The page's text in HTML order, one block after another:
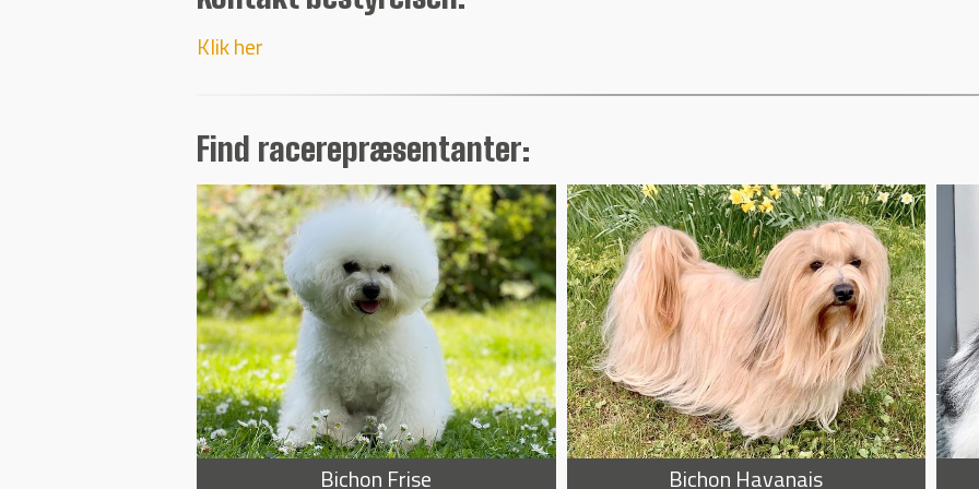
Klik her
Find racerepræsentanter:
Bichon Frise Bichon Havanais